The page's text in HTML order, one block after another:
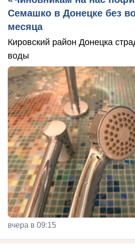
Семашко в Донецке без
месяца
Кировский район Донецка
воды
вчера в 09:15